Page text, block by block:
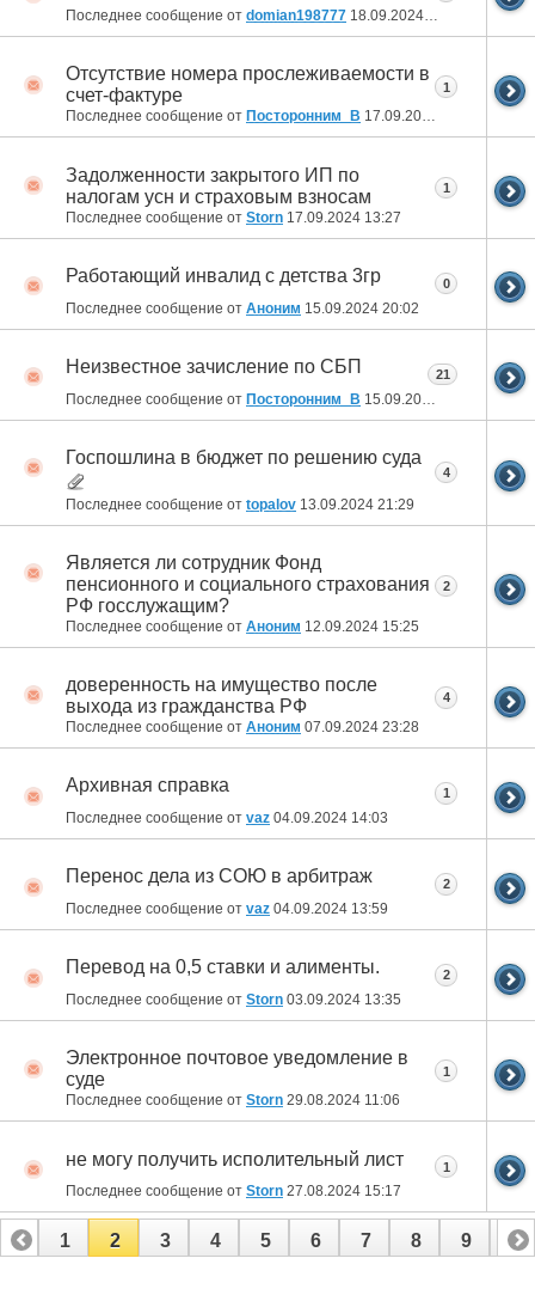
Последнее сообщение от domian198777 18.09.2024 15:10
Отсутствие номера прослеживаемости в
счет-фактуре
Последнее сообщение от Посторонним_В 17.09.2024
1
Задолженности закрытого ИП по
налогам усн и страховым взносам
Последнее сообщение от Storn 17.09.2024 13:27
1
Работающий инвалид с детства 3гр
Последнее сообщение от Аноним 15.09.2024 20:02
0
Неизвестное зачисление по СБП
Последнее сообщение от Посторонним_В 15.09.2024
21
Госпошлина в бюджет по решению суда
Последнее сообщение от topalov 13.09.2024 21:29
4
Является ли сотрудник Фонд
пенсионного и социального страхования
РФ госслужащим?
Последнее сообщение от Аноним 12.09.2024 15:25
2
доверенность на имущество после
выхода из гражданства РФ
Последнее сообщение от Аноним 07.09.2024 23:28
4
Архивная справка
Последнее сообщение от vaz 04.09.2024 14:03
1
Перенос дела из СОЮ в арбитраж
Последнее сообщение от vaz 04.09.2024 13:59
2
Перевод на 0,5 ставки и алименты.
Последнее сообщение от Storn 03.09.2024 13:35
2
Электронное почтовое уведомление в
суде
Последнее сообщение от Storn 29.08.2024 11:06
1
не могу получить исполительный лист
Последнее сообщение от Storn 27.08.2024 15:17
1
1 2 3 4 5 6 7 8 9 10